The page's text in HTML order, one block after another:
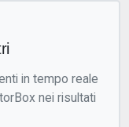
in tempo reale
nei risultati